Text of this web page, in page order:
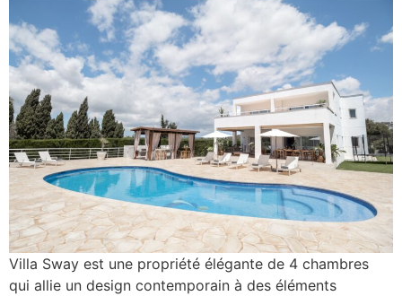
Villa Sway est une propriété élégante de 4 chambres
qui allie un design contemporain à des éléments